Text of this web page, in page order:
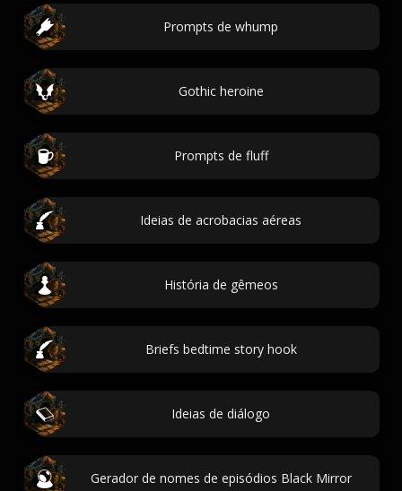
Prompts de whump
Gothic heroine
Prompts de fluff
Ideias de acrobacias aéreas
História de gêmeos
Briefs bedtime story hook
Ideias de diálogo
Gerador de nomes de episódios Black Mirror